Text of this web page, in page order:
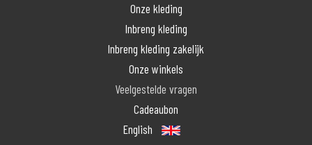
Onze kleding
Inbreng kleding
Inbreng kleding zakelijk
Onze winkels
Veelgestelde vragen
Cadeaubon
English